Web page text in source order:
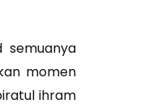
semuanya
momen
ihram